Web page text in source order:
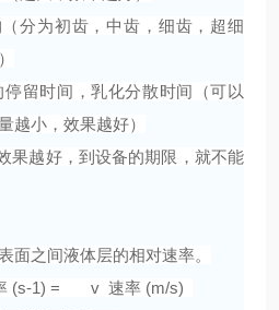
分为初齿，中齿，细齿，超细
留时间，乳化分散时间（可以
越小，效果越好）
果越好，到设备的期限，就不能
面之间液体层的相对速率。
(s-1) = v 速率 (m/s)